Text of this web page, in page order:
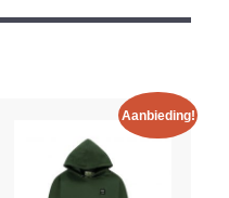
Aanbieding!